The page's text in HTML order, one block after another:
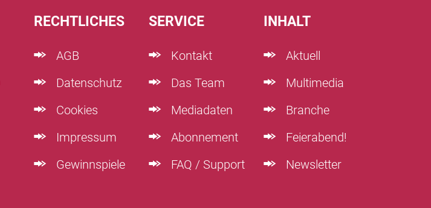
RECHTLICHES
AGB
Datenschutz
Cookies
Impressum
Gewinnspiele
SERVICE
Kontakt
Das Team
Mediadaten
Abonnement
FAQ / Support
INHALT
Aktuell
Multimedia
Branche
Feierabend!
Newsletter